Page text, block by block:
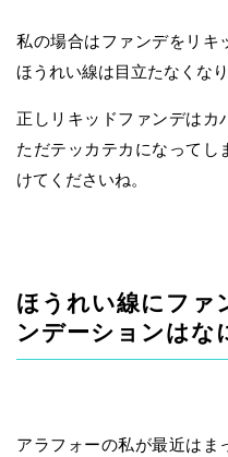
私の場合はファンデをリキ
ほうれい線は目立たなくなり
正しリキッドファンデはカ
ただテッカテカになってし
けてくださいね。
ほうれい線にファ
ンデーションはな
アラフォーの私が最近はま